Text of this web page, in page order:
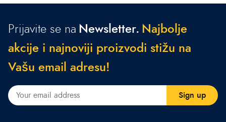
Prijavite se na Newsletter. Naj bo je
a kcije i najnoviji proizvod i stižu na
Vašu emai ad resu!